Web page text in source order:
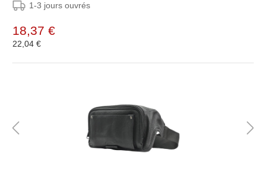
1-3 jours ouvrés
18,37 €
22,04 €